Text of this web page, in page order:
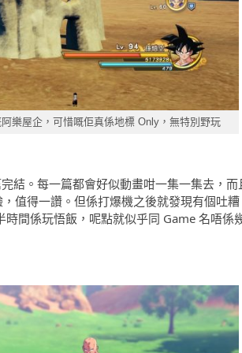
樂屋企，可惜嘅佢真係地標 Only，無特別野玩
結。每一篇都會好似動畫咁一集一集去，而
值得一讚。但係打爆機之後就發現有個吐糟
間係玩悟飯，呢點就似乎同 Game 名唔係